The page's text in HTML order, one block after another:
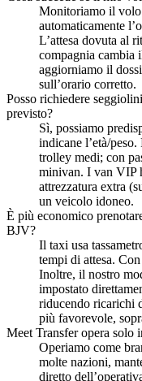
Monitoriamo il volo
automaticamente
L’attesa dovuta al
compagnia cambia
aggiorniamo il
sull’orario corretto.
Posso richiedere
previsto?
Sì, possiamo
indicane l’età/
trolley medi; con
minivan. I van VIP
attrezzatura extra
un veicolo idoneo.
È più economico
BJV?
Il taxi usa
tempi di attesa.
Inoltre, il nostro
impostato
riducendo ricarichi
più favorevole,
Meet Transfer opera solo
Operiamo come
molte nazioni,
diretto